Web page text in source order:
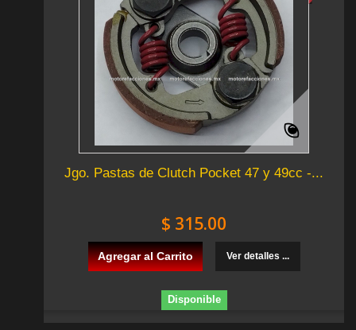
Jgo. Pastas de Clutch Pocket 47 y 49cc -...
$ 315.00
Agregar al Carrito Ver detalles ...
Disponible